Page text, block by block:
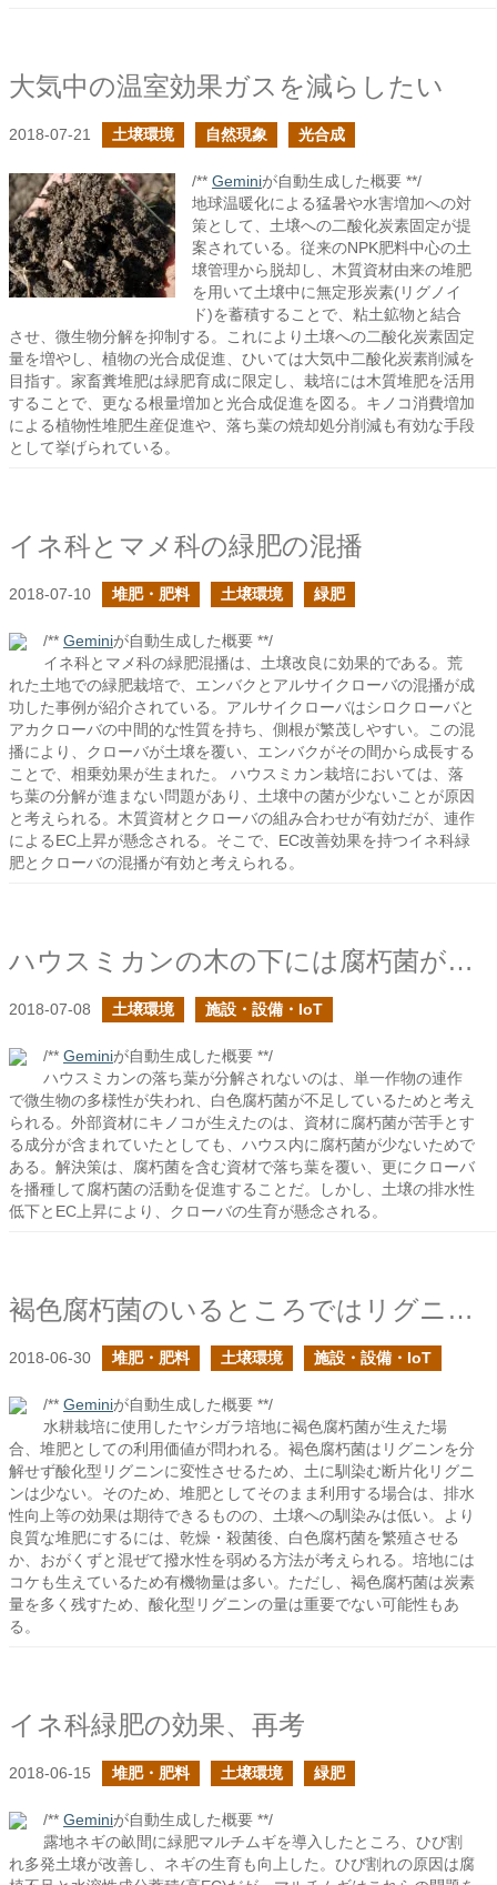
大気中の温室効果ガスを減らしたい
2018-07-21 土壌環境 自然現象 光合成
/** Geminiが自動生成した概要 **/
地球温暖化による猛暑や水害増加への対
策として、土壌への二酸化炭素固定が提
案されている。従来のNPK肥料中心の土
壌管理から脱却し、木質資材由来の堆肥
を用いて土壌中に無定形炭素(リグノイ
ド)を蓄積することで、粘土鉱物と結合
させ、微生物分解を抑制する。これにより土壌への二酸化炭素固定
量を増やし、植物の光合成促進、ひいては大気中二酸化炭素削減を
目指す。家畜糞堆肥は緑肥育成に限定し、栽培には木質堆肥を活用
することで、更なる根量増加と光合成促進を図る。キノコ消費増加
による植物性堆肥生産促進や、落ち葉の焼却処分削減も有効な手段
として挙げられている。
イネ科とマメ科の緑肥の混播
2018-07-10 堆肥・肥料 土壌環境 緑肥
/** Geminiが自動生成した概要 **/
イネ科とマメ科の緑肥混播は、土壌改良に効果的である。荒
れた土地での緑肥栽培で、エンバクとアルサイクローバの混播が成
功した事例が紹介されている。アルサイクローバはシロクローバと
アカクローバの中間的な性質を持ち、側根が繁茂しやすい。この混
播により、クローバが土壌を覆い、エンバクがその間から成長する
ことで、相乗効果が生まれた。 ハウスミカン栽培においては、落
ち葉の分解が進まない問題があり、土壌中の菌が少ないことが原因
と考えられる。木質資材とクローバの組み合わせが有効だが、連作
によるEC上昇が懸念される。そこで、EC改善効果を持つイネ科緑
肥とクローバの混播が有効と考えられる。
ハウスミカンの木の下には腐朽菌がいないのか？
2018-07-08 土壌環境 施設・設備・IoT
/** Geminiが自動生成した概要 **/
ハウスミカンの落ち葉が分解されないのは、単一作物の連作
で微生物の多様性が失われ、白色腐朽菌が不足しているためと考え
られる。外部資材にキノコが生えたのは、資材に腐朽菌が苦手とす
る成分が含まれていたとしても、ハウス内に腐朽菌が少ないためで
ある。解決策は、腐朽菌を含む資材で落ち葉を覆い、更にクローバ
を播種して腐朽菌の活動を促進することだ。しかし、土壌の排水性
低下とEC上昇により、クローバの生育が懸念される。
褐色腐朽菌のいるところではリグニンはどうなるか？
2018-06-30 堆肥・肥料 土壌環境 施設・設備・IoT
/** Geminiが自動生成した概要 **/
水耕栽培に使用したヤシガラ培地に褐色腐朽菌が生えた場
合、堆肥としての利用価値が問われる。褐色腐朽菌はリグニンを分
解せず酸化型リグニンに変性させるため、土に馴染む断片化リグニ
ンは少ない。そのため、堆肥としてそのまま利用する場合は、排水
性向上等の効果は期待できるものの、土壌への馴染みは低い。より
良質な堆肥にするには、乾燥・殺菌後、白色腐朽菌を繁殖させる
か、おがくずと混ぜて撥水性を弱める方法が考えられる。培地には
コケも生えているため有機物量は多い。ただし、褐色腐朽菌は炭素
量を多く残すため、酸化型リグニンの量は重要でない可能性もあ
る。
イネ科緑肥の効果、再考
2018-06-15 堆肥・肥料 土壌環境 緑肥
/** Geminiが自動生成した概要 **/
露地ネギの畝間に緑肥マルチムギを導入したところ、ひび割
れ多発土壌が改善し、ネギの生育も向上した。ひび割れの原因は腐